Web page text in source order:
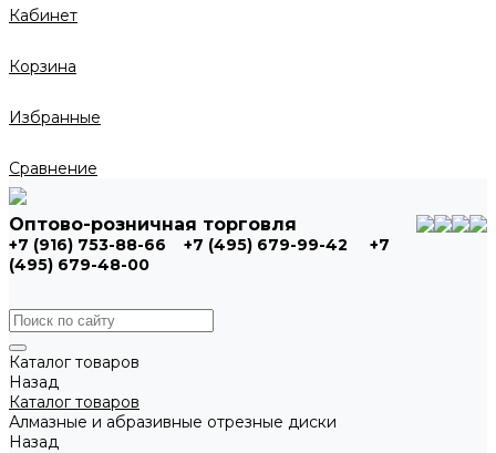
Кабинет
Корзина
Избранные
Сравнение
Оптово-розничная торговля
+7 (916) 753-88-66 +7 (495) 679-99-42
+7
(495) 679-48-00
Каталог товаров
Назад
Каталог товаров
Алмазные и абразивные отрезные диски
Назад